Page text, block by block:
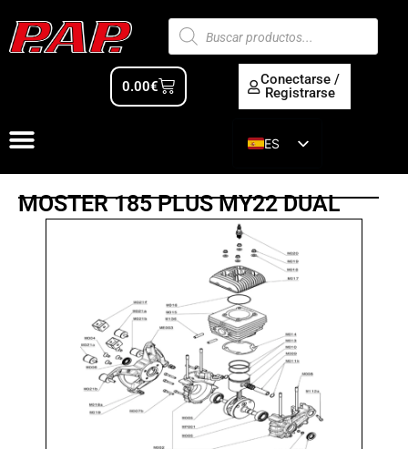
0.00€
Conectarse /
Registrarse
ES
EN
MOSTER 185 PLUS MY22 DUAL